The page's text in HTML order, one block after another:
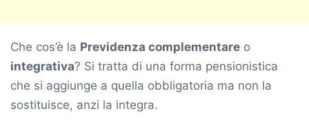
Che cos’è la Previdenza complementare o
integrativa? Si tratta di una forma pensionistica
che si aggiunge a quella obbligatoria ma non la
sostituisce, anzi la integra.